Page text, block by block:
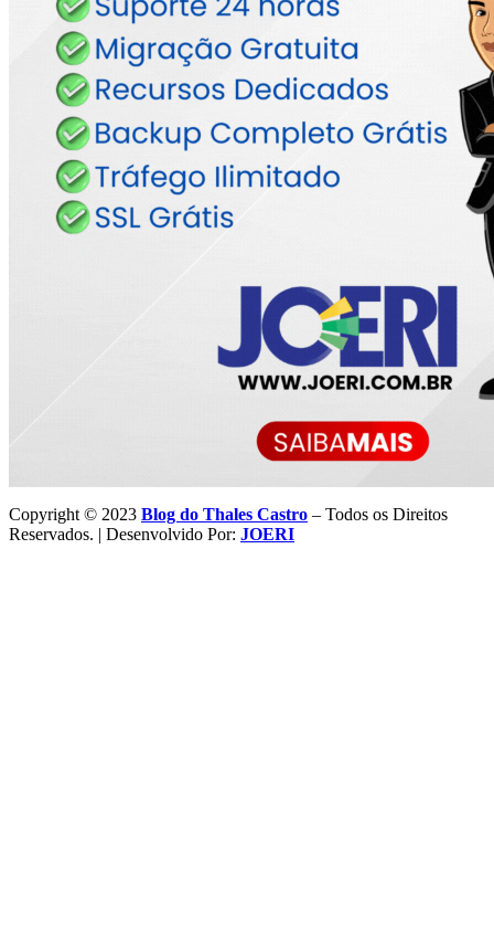
Copyright © 2023 Blog do Thales Castro – Todos os Direitos
Reservados. | Desenvolvido Por: JOERI